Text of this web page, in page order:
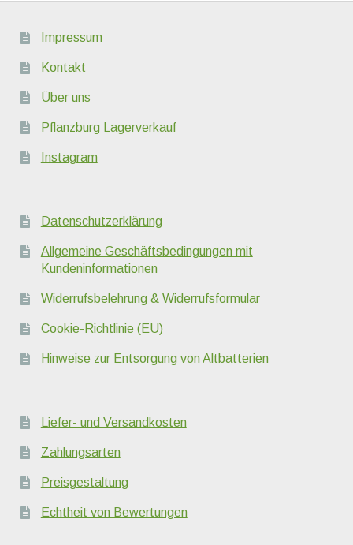
Impressum
Kontakt
Über uns
Pflanzburg Lagerverkauf
Instagram
Datenschutzerklärung
Allgemeine Geschäftsbedingungen mit
Kundeninformationen
Widerrufsbelehrung & Widerrufsformular
Cookie-Richtlinie (EU)
Hinweise zur Entsorgung von Altbatterien
Liefer- und Versandkosten
Zahlungsarten
Preisgestaltung
Echtheit von Bewertungen